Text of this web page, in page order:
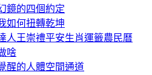
鏡的四個約定
如何扭轉乾坤
人王崇禮平安生肖運籤農民曆
啥
醒的人體空間通道